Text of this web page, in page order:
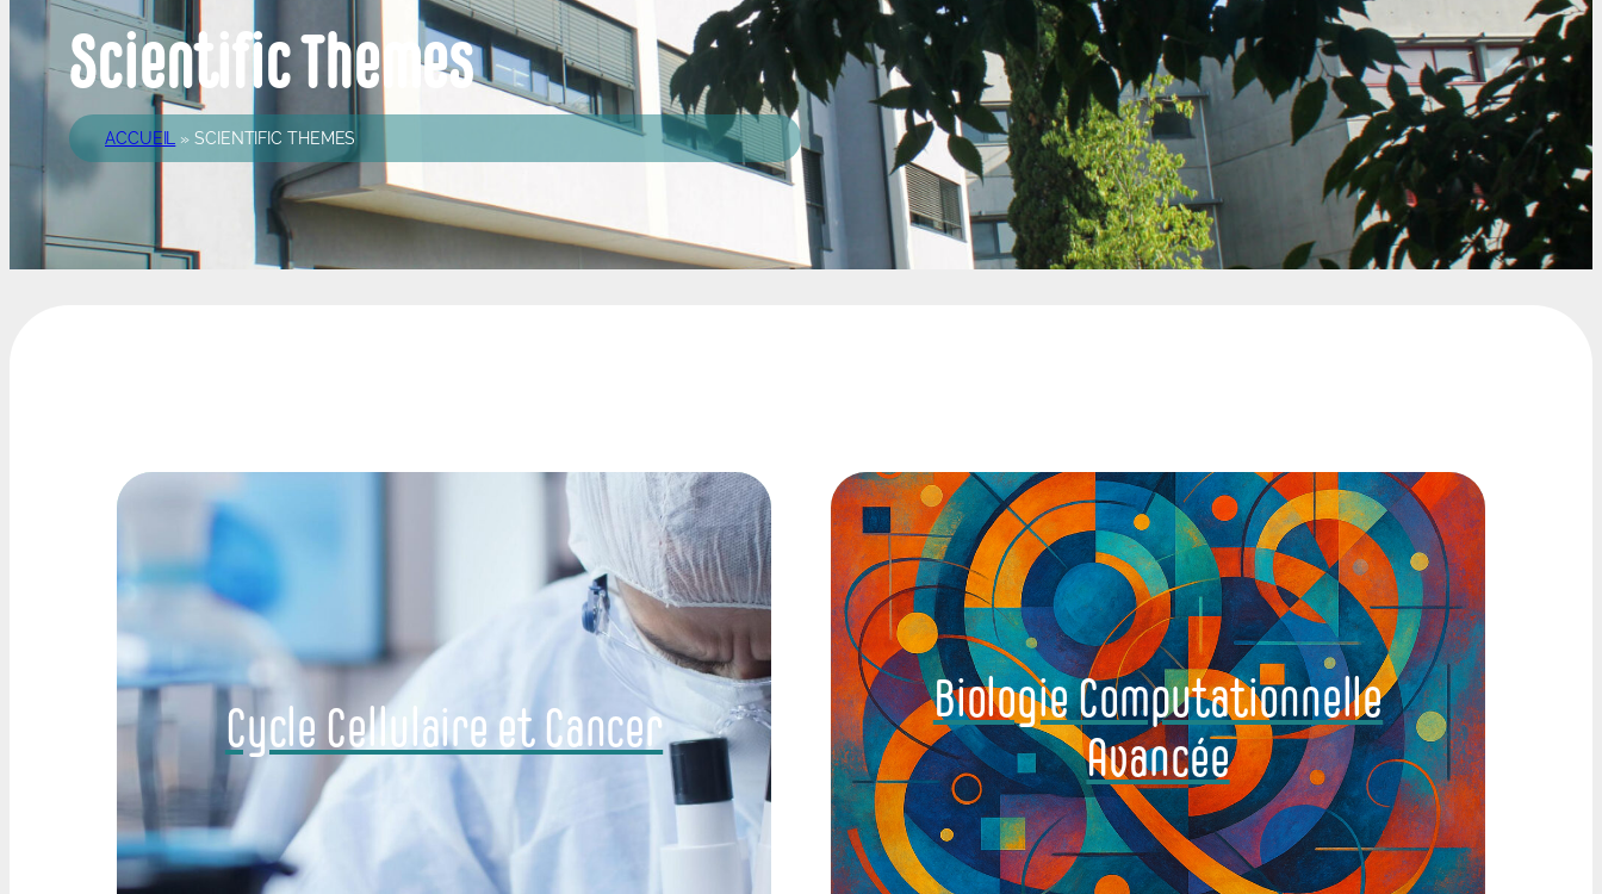
Scientific Themes
ACCUEIL »SCIENTIFIC THEMES
Cycle Cellulaire et Cancer
Biologie Computationnelle
Avancée